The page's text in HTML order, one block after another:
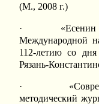
(М., 2008 г.)
· «Есенин и
Международной
112-летию со
Рязань-
·
методический